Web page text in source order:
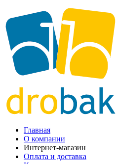
Главная
О компании
Интернет-магазин
Оплата и доставка